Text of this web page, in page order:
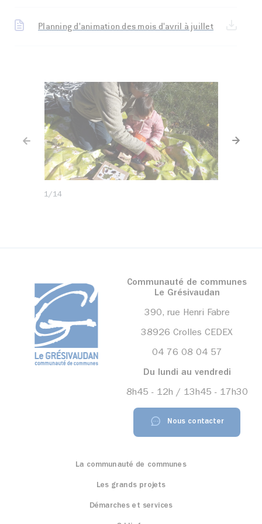
Planning d'animation des mois d'avril à juillet
1/14
Diaporama précédent
Communauté de communes
Le Grésivaudan
390, rue Henri Fabre
38926 Crolles CEDEX
04 76 08 04 57
Du lundi au vendredi
8h45 - 12h / 13h45 - 17h30
Nous contacter
La communauté de communes
Les grands projets
Démarches et services